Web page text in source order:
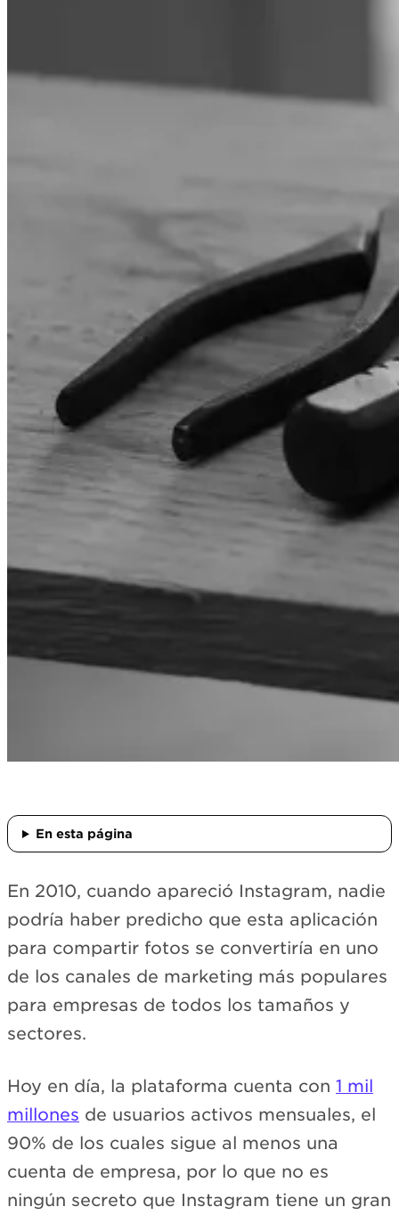
En esta página
En 2010, cuando apareció Instagram, nadie
podría haber predicho que esta aplicación
para compartir fotos se convertiría en uno
de los canales de marketing más populares
para empresas de todos los tamaños y
sectores.
Hoy en día, la plataforma cuenta con 1 mil
millones de usuarios activos mensuales, el
90% de los cuales sigue al menos una
cuenta de empresa, por lo que no es
ningún secreto que Instagram tiene un gran